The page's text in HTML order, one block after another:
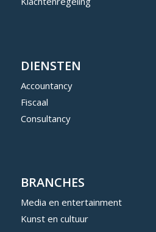
DIENSTEN
Accountancy
Fiscaal
Consultancy
BRANCHES
Media en entertainment
Kunst en cultuur